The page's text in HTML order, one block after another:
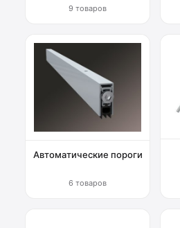
9 товаров
Автоматические пороги
6 товаров